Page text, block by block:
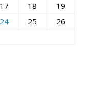
17 18
19
24 25
26